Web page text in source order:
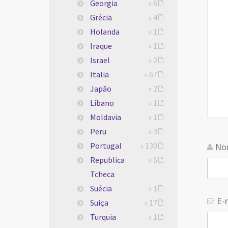
Georgia
» 6
Grécia
» 4
Holanda
» 1
Iraque
» 1
Israel
» 2
Italia
» 67
Japão
» 2
Líbano
» 1
Moldavia
» 1
Peru
» 3
Portugal
» 130
Republica
Tcheca
» 6
Suécia
» 1
Suiça
» 17
Turquia
» 1